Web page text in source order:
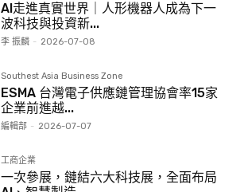
AI走進真實世界｜人形機器人成為下一
波科技與投資新...
李 振麟 - 2026-07-08
Southest Asia Business Zone
ESMA 台灣電子供應鏈管理協會率15家
企業前進越...
編輯部 - 2026-07-07
工商企業
一次參展，鏈結六大科技展，全面布局